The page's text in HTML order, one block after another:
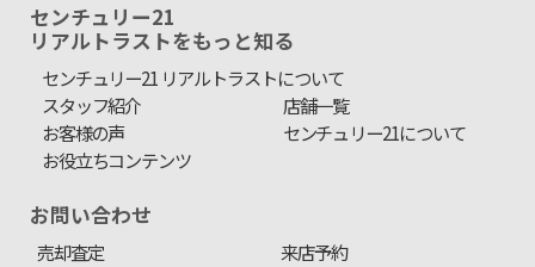
センチュリー21
リアルトラストをもっと知る
センチュリー21 リアルトラストについて
スタッフ紹介
店舗一覧
お客様の声
センチュリー21について
お役立ちコンテンツ
お問い合わせ
売却査定
来店予約